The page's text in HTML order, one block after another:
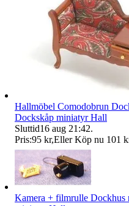
Hallmöbel Comodobrun
Dockskåp miniatyr Hall
Sluttid16 aug 21:42.
Pris:95 kr,Eller Köp nu 101
Kamera + filmrulle Dockhus